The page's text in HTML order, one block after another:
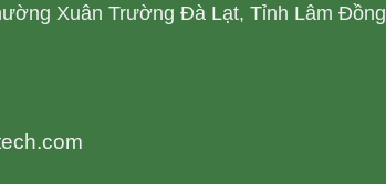
Xuân Trường Đà Lạt, Tỉnh Lâm Đồng